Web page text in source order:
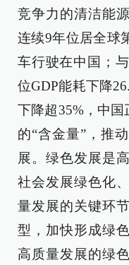
竞争力的清洁能
连续9年位居全球
车行驶在中国；
位GDP能耗下降
下降超35%，中国
的“含金量”，推
展。绿色发展是
社会发展绿色化
量发展的关键环
型，加快形成绿
高质量发展的绿